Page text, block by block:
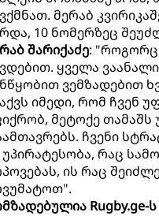
მერაბ
10 ნომერზეც
შარიქაძე: "როგორც
ყველა
ვემზადებით
იმედი, რომ ჩვენ
მეტოქე
ჩვენი
უპირატესობა, რაც
ის რაც
Rugby.ge-